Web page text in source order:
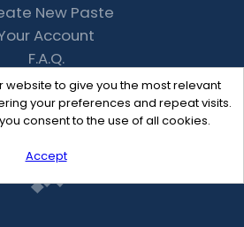
website to give you the most relevant
your preferences and repeat visits.
consent to the use of all cookies.
Accept
New Paste
Account
F.A.Q.
Recent
Contact